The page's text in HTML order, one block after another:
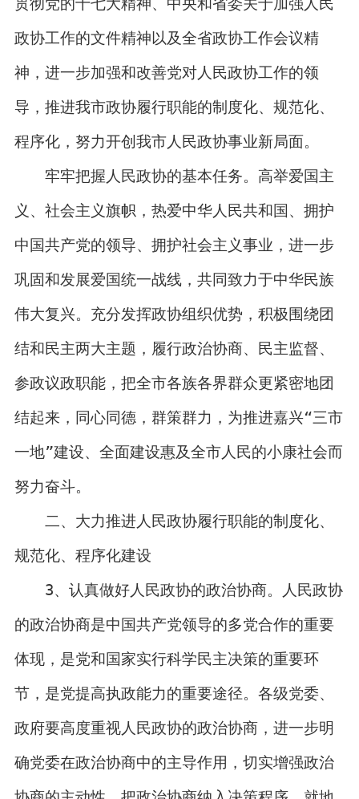
政协工作的文件精神以及全省政协工作会议精
神，进一步加强和改善党对人民政协工作的领
导，推进我市政协履行职能的制度化、规范化、
程序化，努力开创我市人民政协事业新局面。
牢牢把握人民政协的基本任务。高举爱国主
义、社会主义旗帜，热爱中华人民共和国、拥护
中国共产党的领导、拥护社会主义事业，进一步
巩固和发展爱国统一战线，共同致力于中华民族
伟大复兴。充分发挥政协组织优势，积极围绕团
结和民主两大主题，履行政治协商、民主监督、
参政议政职能，把全市各族各界群众更紧密地团
结起来，同心同德，群策群力，为推进嘉兴“三市
一地”建设、全面建设惠及全市人民的小康社会而
努力奋斗。
二、大力推进人民政协履行职能的制度化、
规范化、程序化建设
3、认真做好人民政协的政治协商。人民政协
的政治协商是中国共产党领导的多党合作的重要
体现，是党和国家实行科学民主决策的重要环
节，是党提高执政能力的重要途径。各级党委、
政府要高度重视人民政协的政治协商，进一步明
确党委在政治协商中的主导作用，切实增强政治